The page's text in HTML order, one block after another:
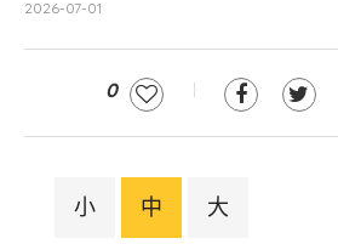
2026-07-01
0
小 中 大